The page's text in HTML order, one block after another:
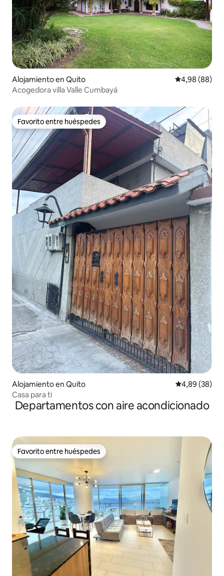
Alojamiento en Quito Calificación
4,98 (88)
Acogedora villa Valle Cumbayá
Favorito entre huéspedes
Favorito entre huéspedes
Alojamiento en Quito Calificación
4,89 (38)
Casa para ti
Departamentos con aire acondicionado
Favorito entre huéspedes
Favorito entre huéspedes